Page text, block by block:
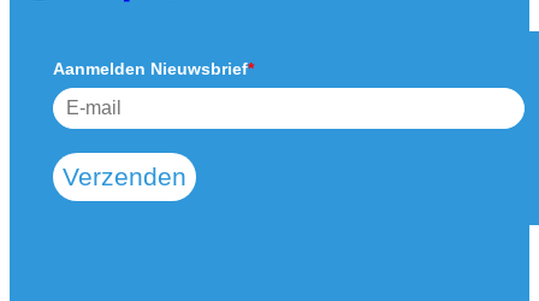
Aanmelden Nieuwsbrief*
Verzenden